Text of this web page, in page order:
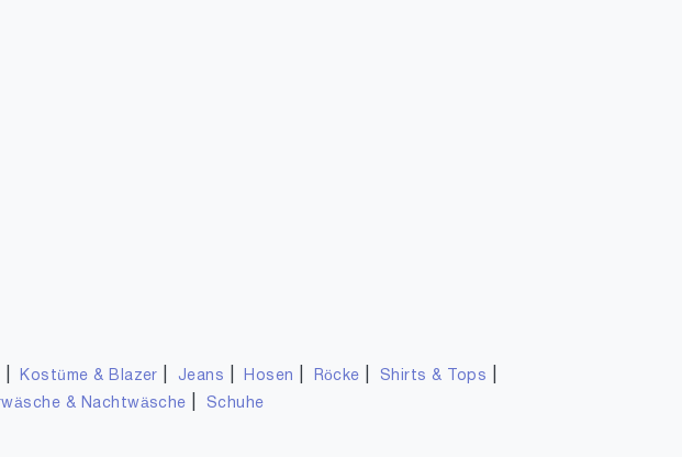
Kostüme & Blazer Jeans Hosen Röcke Shirts & Tops
& Nachtwäsche Schuhe